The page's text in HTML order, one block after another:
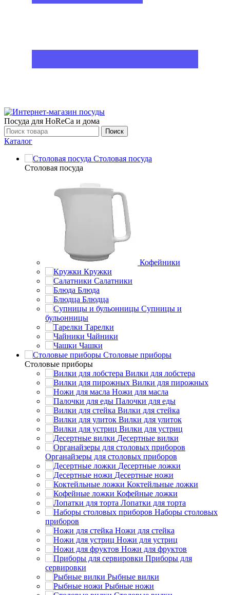
Посуда для HoReCa и дома
Поиск
Каталог
Столовая посуда
Столовая посуда
Кофейники
Кружки
Салатники
Блюда
Блюдца
Супницы и
бульонницы
Тарелки
Чайники
Чашки
Cтоловые приборы
Cтоловые приборы
Вилки для лобстера
Вилки для пирожных
Ножи для масла
Палочки для еды
Вилки для стейка
Вилки для улиток
Вилки для устриц
Десертные вилки
Органайзеры для столовых приборов
Десертные ложки
Десертные ножи
Коктейльные ложки
Кофейные ложки
Лопатки для торта
Наборы столовых
приборов
Ножи для стейка
Ножи для устриц
Ножи для фруктов
Приборы для
сервировки
Рыбные вилки
Рыбные ножи